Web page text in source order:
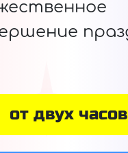
от двух часов